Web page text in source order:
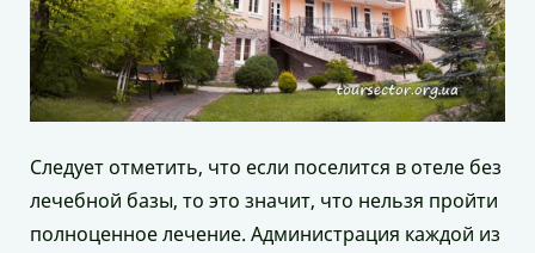
Следует отметить, что если поселится в отеле без
лечебной базы, то это значит, что нельзя пройти
полноценное лечение. Администрация каждой из